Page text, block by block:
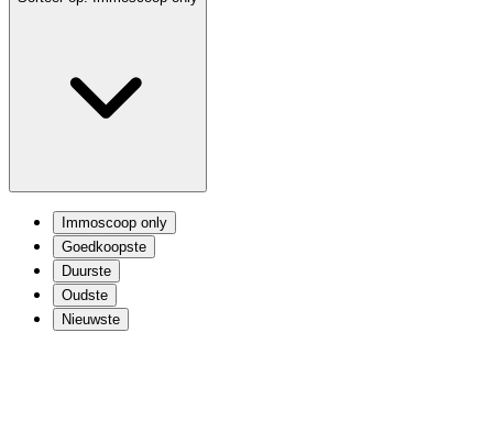
Immoscoop only
Goedkoopste
Duurste
Oudste
Nieuwste